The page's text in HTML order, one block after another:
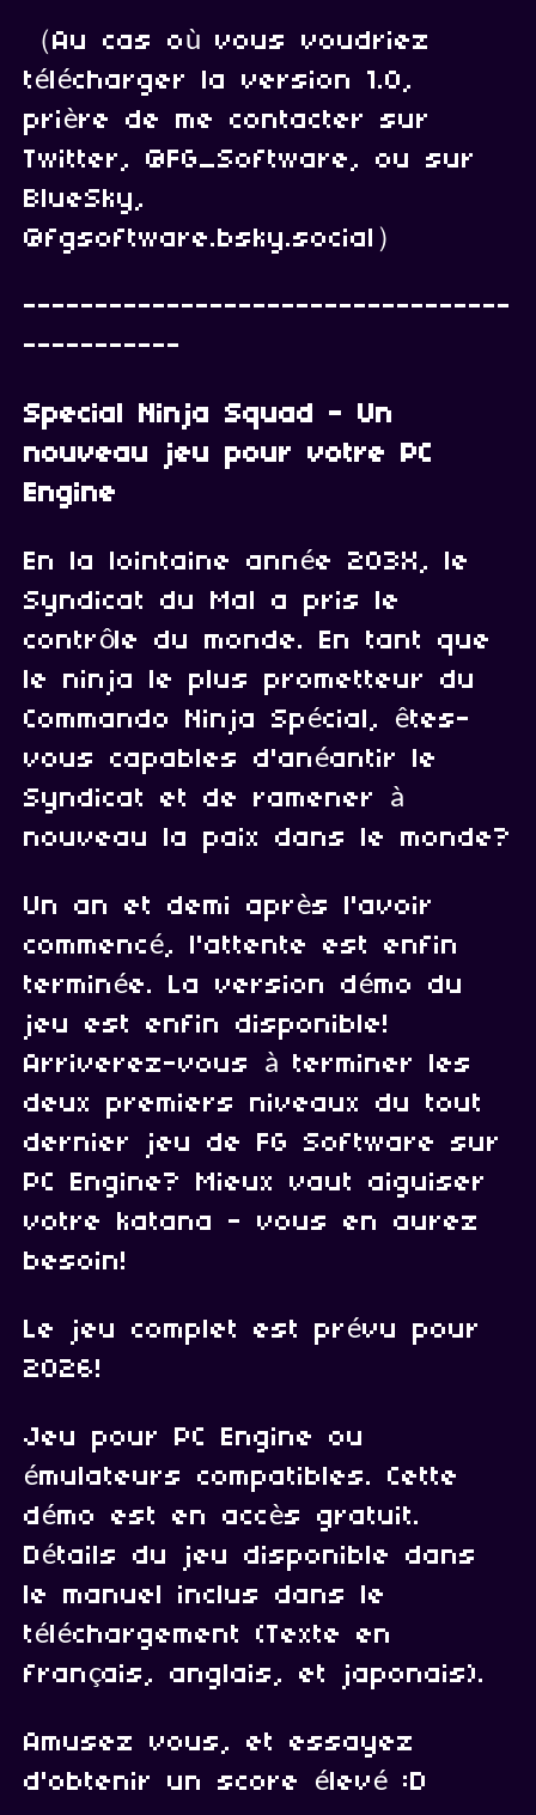
（Au cas où vous voudriez
télécharger la version 1.0,
prière de me contacter sur
Twitter, @FG_Software, ou sur
BlueSky,
@fgsoftware.bsky.social）
----------------------------------
-----------
Special Ninja Squad - Un
nouveau jeu pour votre PC
Engine
En la lointaine année 203X, le
Syndicat du Mal a pris le
contrôle du monde. En tant que
le ninja le plus prometteur du
Commando Ninja Spécial, êtes-
vous capables d'anéantir le
Syndicat et de ramener à
nouveau la paix dans le monde?
Un an et demi après l'avoir
commencé, l'attente est enfin
terminée. La version démo du
jeu est enfin disponible!
Arriverez-vous à terminer les
deux premiers niveaux du tout
dernier jeu de FG Software sur
PC Engine? Mieux vaut aiguiser
votre katana - vous en aurez
besoin!
Le jeu complet est prévu pour
2026!
Jeu pour PC Engine ou
émulateurs compatibles. Cette
démo est en accès gratuit.
Détails du jeu disponible dans
le manuel inclus dans le
téléchargement (Texte en
français, anglais, et japonais).
Amusez vous, et essayez
d'obtenir un score élevé :D